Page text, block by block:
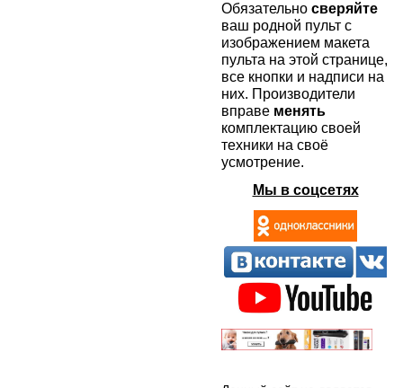
Обязательно сверяйте
ваш родной пульт с
изображением макета
пульта на этой странице,
все кнопки и надписи на
них. Производители
вправе менять
комплектацию своей
техники на своё
усмотрение.
Мы в соцсетях